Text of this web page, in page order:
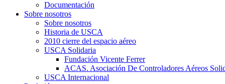
Documentación
Sobre nosotros
Sobre nosotros
Historia de USCA
2010 cierre del espacio aéreo
USCA Solidaria
Fundación Vicente Ferrer
ACAS. Asociación De Controladores Aéreos
USCA Internacional